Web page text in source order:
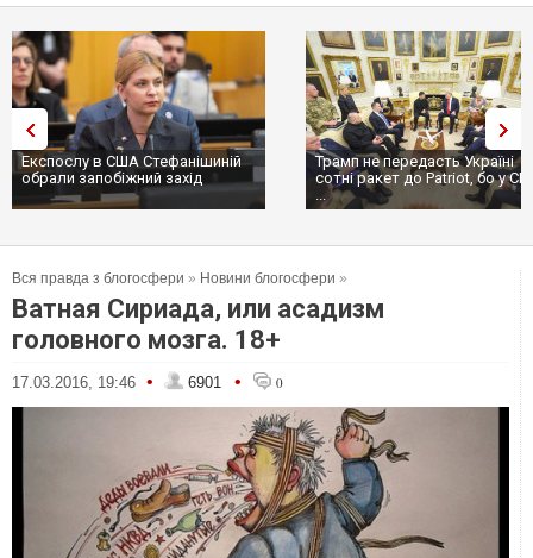
Експослу в США Стефанішиній
обрали запобіжний захід
Трамп не передасть Україні
сотні ракет до Patriot, бо у
...
Вся правда з блогосфери » Новини блогосфери »
Ватная Сириада, или асадизм
головного мозга. 18+
17.03.2016, 19:46 • 6901 • 0